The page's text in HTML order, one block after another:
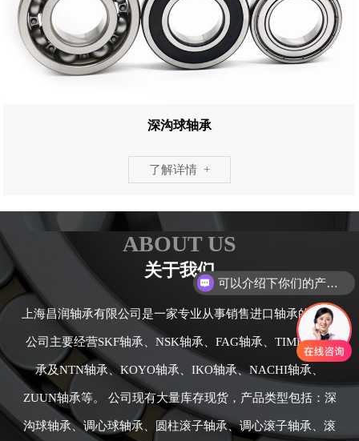
深沟球轴承
了解详情 +
ABOUT US
关于我们
上海昌润轴承有限公司是一家专业从事销售进口轴承的公司,
公司主要经营SKF轴承、NSK轴承、FAG轴承、TIMKEN轴
承及NTN轴承、KOYO轴承、IKO轴承、NACHI轴承、
ZUUN轴承等。 公司现有大量库存现货，产品类型包括：深
沟球轴承、调心球轴承、圆柱滚子轴承、调心滚子轴承、滚
你们是怎么收费的呢